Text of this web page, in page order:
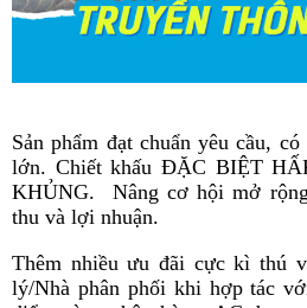
Sản phẩm đạt chuẩn yêu cầu,
lớn. Chiết khấu ĐẶC BIỆT
KHỦNG. Nâng cơ hội mở
thu và lợi nhuận.
Thêm nhiều ưu đãi cực kì thú
lý/Nhà phân phối khi hợp tác